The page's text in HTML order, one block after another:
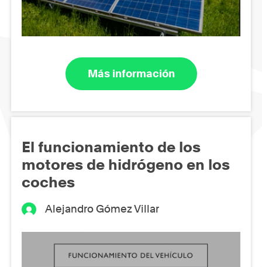
Más información
El funcionamiento de los
motores de hidrógeno en los
coches
Alejandro Gómez Villar